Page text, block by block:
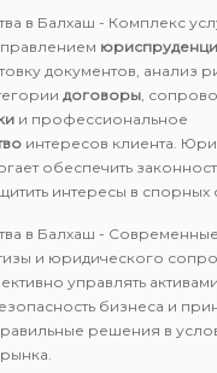
в Балхаш - Комплекс
документов, анализ
договоры,
и профессиональное
интересов клиента.
обеспечить
интересы в спорных
в Балхаш -
и юридического
управлять
бизнеса и
решения в